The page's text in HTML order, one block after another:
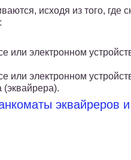
исходя из того, где
или электронном
или электронном
(эквайрера).
эквайреров